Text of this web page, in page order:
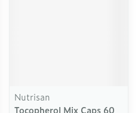
Nutrisan
Tocopherol Mix Caps 60